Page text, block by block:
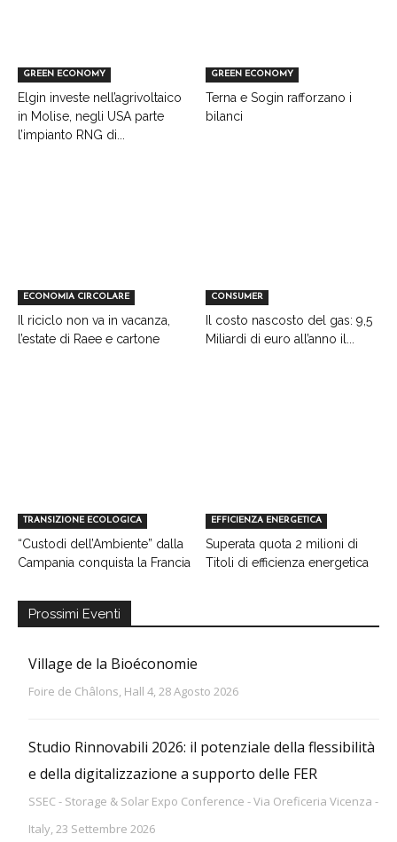
GREEN ECONOMY
Elgin investe nell’agrivoltaico
in Molise, negli USA parte
l’impianto RNG di...
GREEN ECONOMY
Terna e Sogin rafforzano i
bilanci
ECONOMIA CIRCOLARE
Il riciclo non va in vacanza,
l’estate di Raee e cartone
CONSUMER
Il costo nascosto del gas: 9,5
Miliardi di euro all’anno il...
TRANSIZIONE ECOLOGICA
“Custodi dell’Ambiente” dalla
Campania conquista la Francia
EFFICIENZA ENERGETICA
Superata quota 2 milioni di
Titoli di efficienza energetica
Prossimi Eventi
Village de la Bioéconomie
Foire de Châlons, Hall 4, 28 Agosto 2026
Studio Rinnovabili 2026: il potenziale della flessibilità
e della digitalizzazione a supporto delle FER
SSEC - Storage & Solar Expo Conference - Via Oreficeria Vicenza -
Italy, 23 Settembre 2026